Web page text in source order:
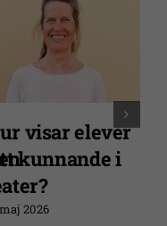
visar elever
kunnande i
2026
välja bort. De
behövs för
webbplatsen
huvud
ska
Statistik